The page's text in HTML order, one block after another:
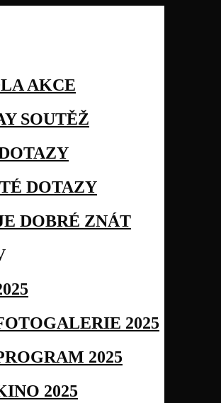
AKCE
SOUTĚŽ
DOTAZY
DOBRÉ ZNÁT
2025
2025
2025